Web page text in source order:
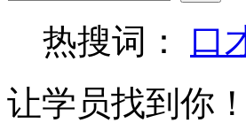
热搜词： 口
让学员找到你！